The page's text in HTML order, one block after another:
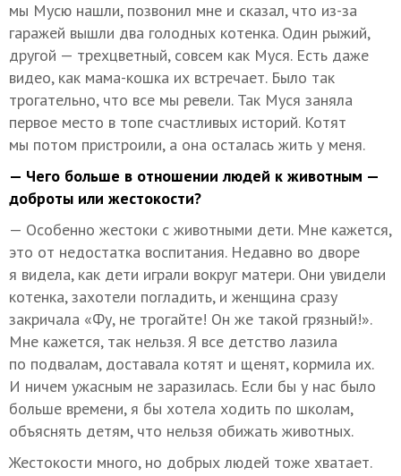
мы Мусю нашли, позвонил мне и сказал, что из-за
гаражей вышли два голодных котенка. Один рыжий,
другой — трехцветный, совсем как Муся. Есть даже
видео, как мама-кошка их встречает. Было так
трогательно, что все мы ревели. Так Муся заняла
первое место в топе счастливых историй. Котят
мы потом пристроили, а она осталась жить у меня.
— Чего больше в отношении людей к животным —
доброты или жестокости?
— Особенно жестоки с животными дети. Мне кажется,
это от недостатка воспитания. Недавно во дворе
я видела, как дети играли вокруг матери. Они увидели
котенка, захотели погладить, и женщина сразу
закричала «Фу, не трогайте! Он же такой грязный!».
Мне кажется, так нельзя. Я все детство лазила
по подвалам, доставала котят и щенят, кормила их.
И ничем ужасным не заразилась. Если бы у нас было
больше времени, я бы хотела ходить по школам,
объяснять детям, что нельзя обижать животных.
Жестокости много, но добрых людей тоже хватает.